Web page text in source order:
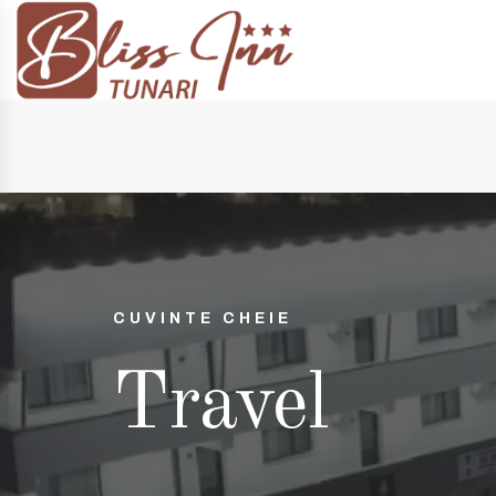
și 20:00 +40 74998 8808 | e-mail:contact@blissinn.ro
CUVINTE CHEIE
Travel